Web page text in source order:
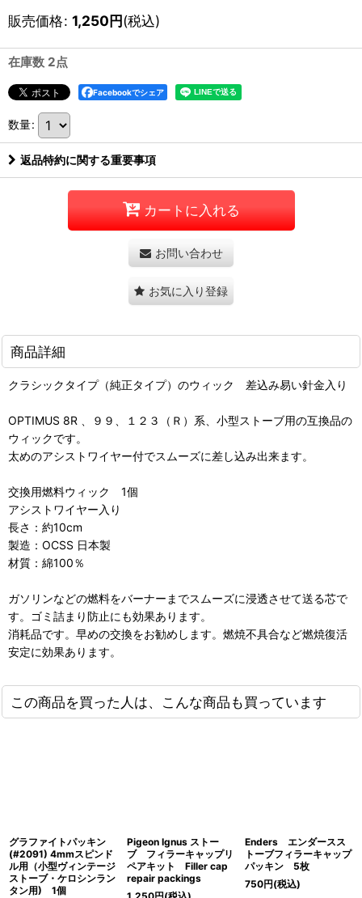
販売価格: 1,250円(税込)
在庫数 2点
Facebookでシェア
数量:
返品特約に関する重要事項
カートに入れる
お問い合わせ
お気に入り登録
商品詳細
クラシックタイプ（純正タイプ）のウィック 差込み易い針金入り
OPTIMUS 8R 、９９、１２３（Ｒ）系、小型ストーブ用の互換品の
ウィックです。
太めのアシストワイヤー付でスムーズに差し込み出来ます。
交換用燃料ウィック 1個
アシストワイヤー入り
長さ：約10cm
製造：OCSS 日本製
材質：綿100％
ガソリンなどの燃料をバーナーまでスムーズに浸透させて送る芯で
す。ゴミ詰まり防止にも効果あります。
消耗品です。早めの交換をお勧めします。燃焼不具合など燃焼復活
安定に効果あります。
この商品を買った人は、こんな商品も買っています
グラファイトパッキン
(#2091) 4mmスピンド
ル用（小型ヴィンテージ
ストーブ・ケロシンラン
タン用) 1個
Pigeon Ignus ストー
ブ フィラーキャップリ
ペアキット Filler cap
repair packings
Enders エンダースス
トーブフィラーキャップ
パッキン 5枚
750円(税込)